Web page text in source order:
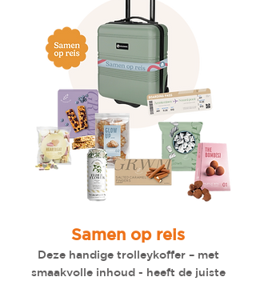
Samen op reis
Deze handige trolleykoffer – met
smaakvolle inhoud - heeft de juiste